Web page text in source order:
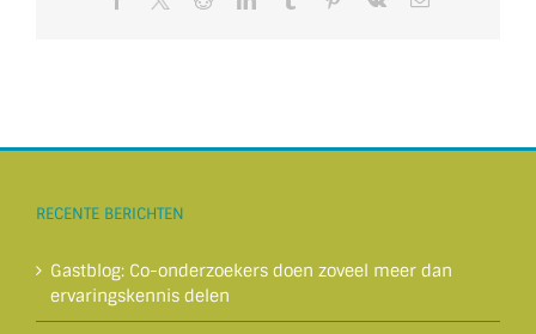
RECENTE BERICHTEN
Gastblog: Co-onderzoekers doen zoveel meer dan
ervaringskennis delen